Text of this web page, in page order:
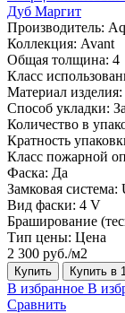
Дуб Маргит
Производитель:
Коллекция: Avant
Общая толщина: 4
Класс
Материал изделия:
Способ укладки:
Количество в
Кратность
Класс пожарной
Фаска: Да
Замковая система:
Вид фаски: 4 V
Браширование
Тип цены: Цена
2 300 руб./м2
Купить Купить в
В избранное В
Сравнить